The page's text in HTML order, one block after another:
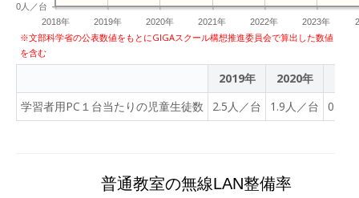
2018年 2019年 2020年 2021年 2022年 2023年
0人／台
※文部科学省の公表数値をもとにGIGAスクール構想推進委員会で算出した数値
を含む
2019年 2020年
学習者用PC１台当たりの児童生徒数
2.5人／台 1.9人／台 0.9人
普通教室の無線LAN整備率